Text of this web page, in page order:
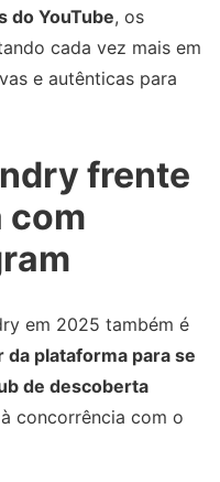
do YouTube, os
cada vez mais em
e autênticas para
frente
com
em 2025 também é
plataforma para se
de descoberta
concorrência com o